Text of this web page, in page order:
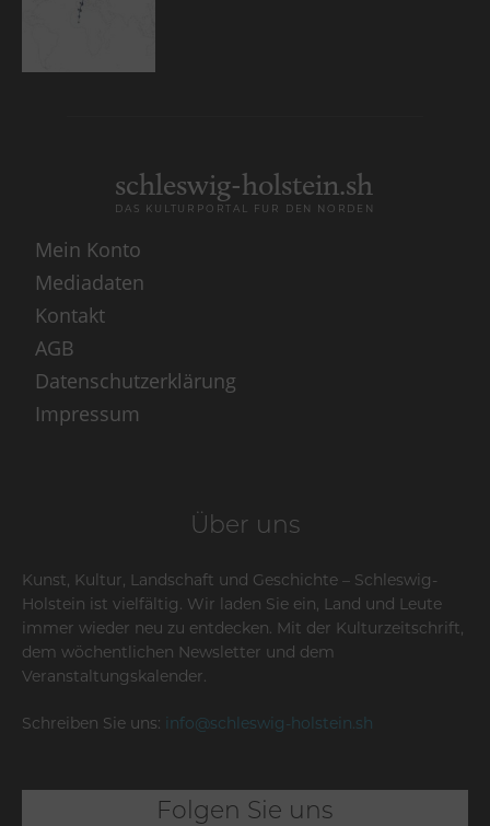
schleswig-holstein.sh
DAS KULTURPORTAL FÜR DEN NORDEN
Mein Konto
Mediadaten
Kontakt
AGB
Datenschutzerklärung
Impressum
Über uns
Kunst, Kultur, Landschaft und Geschichte – Schleswig-
Holstein ist vielfältig. Wir laden Sie ein, Land und Leute
immer wieder neu zu entdecken. Mit der Kulturzeitschrift,
dem wöchentlichen Newsletter und dem
Veranstaltungskalender.
Schreiben Sie uns: info@schleswig-holstein.sh
Folgen Sie uns